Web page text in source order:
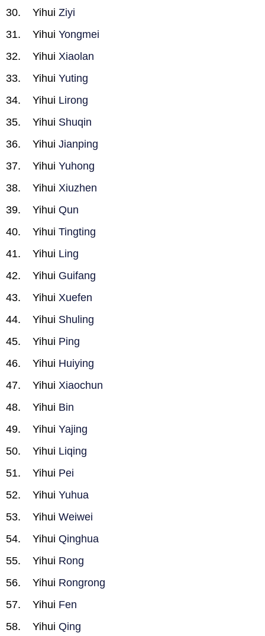
Yihui Ziyi
Yihui Yongmei
Yihui Xiaolan
Yihui Yuting
Yihui Lirong
Yihui Shuqin
Yihui Jianping
Yihui Yuhong
Yihui Xiuzhen
Yihui Qun
Yihui Tingting
Yihui Ling
Yihui Guifang
Yihui Xuefen
Yihui Shuling
Yihui Ping
Yihui Huiying
Yihui Xiaochun
Yihui Bin
Yihui Yajing
Yihui Liqing
Yihui Pei
Yihui Yuhua
Yihui Weiwei
Yihui Qinghua
Yihui Rong
Yihui Rongrong
Yihui Fen
Yihui Qing